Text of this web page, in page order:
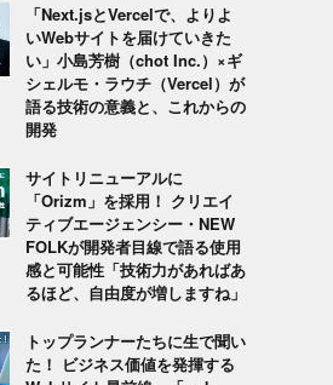
「Next.jsとVercelで、よりよ
いWebサイトを届けていきた
い」小島芳樹（chot Inc.）×ギ
シェルモ・ラウチ（Vercel）が
語る技術の意義と、これからの
開発
サイトリニューアルに
「Orizm」を採用！ クリエイ
ティブエージェンシー・NEW
FOLKが開発者目線で語る使用
感と可能性「技術力があればあ
るほど、自由度が増しますね」
トップランナーたちに生で聞い
た！ ビジネス価値を発揮する